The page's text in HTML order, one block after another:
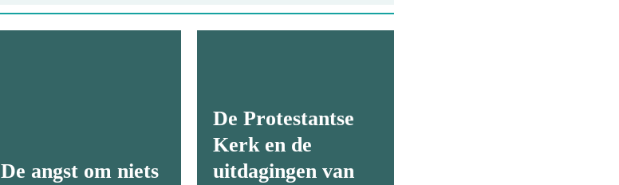
De angst om niets
De Protestantse
Kerk en de
uitdagingen van